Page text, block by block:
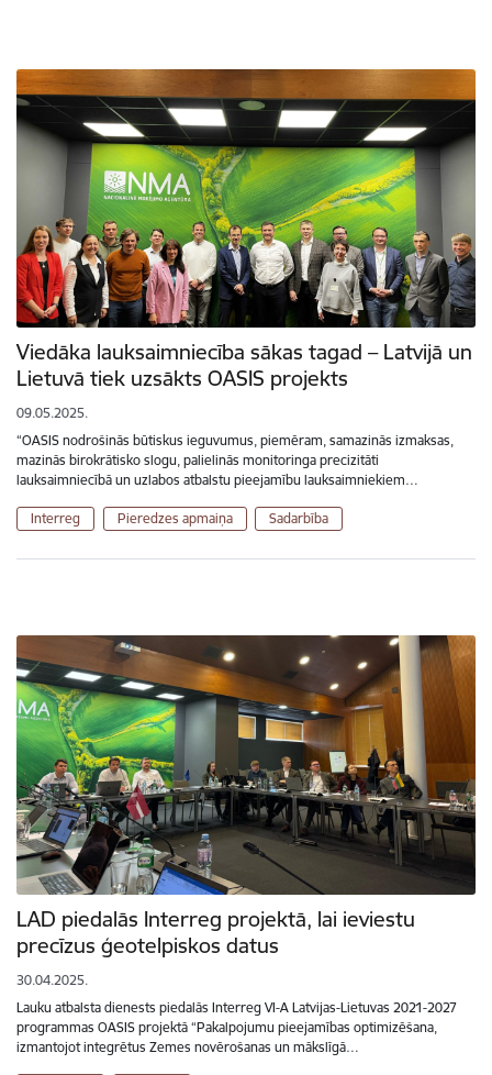
Viedāka lauksaimniecība sākas tagad – Latvijā un
Lietuvā tiek uzsākts OASIS projekts
09.05.2025.
“OASIS nodrošinās būtiskus ieguvumus, piemēram, samazinās izmaksas,
mazinās birokrātisko slogu, palielinās monitoringa precizitāti
lauksaimniecībā un uzlabos atbalstu pieejamību lauksaimniekiem…
Interreg Pieredzes apmaiņa Sadarbība
LAD piedalās Interreg projektā, lai ieviestu
precīzus ģeotelpiskos datus
30.04.2025.
Lauku atbalsta dienests piedalās Interreg VI-A Latvijas-Lietuvas 2021-2027
programmas OASIS projektā “Pakalpojumu pieejamības optimizēšana,
izmantojot integrētus Zemes novērošanas un mākslīgā…